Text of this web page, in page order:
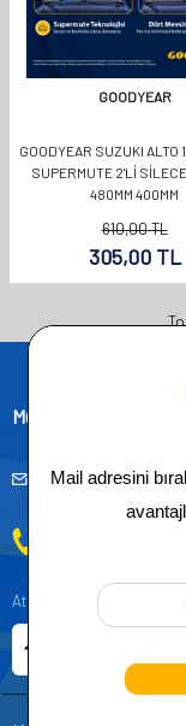
GOODYEAR
GOODYEAR SUZUKI
SUPERMUTE 2'LI
480MM 400MM
610,00TL
305,00TL
Müşteri Hizmetleri
Atatürk, Kıraç Mevkii,